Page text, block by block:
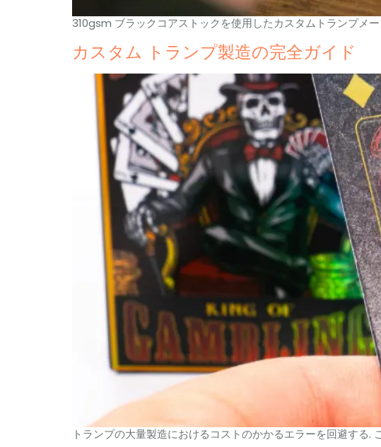
310gsm ブラックコアストックを使用したカスタムトランプメ
カスタム トランプ製造の完全ガイド
トランプの大量製造におけるコストのかかるエラーを回避する